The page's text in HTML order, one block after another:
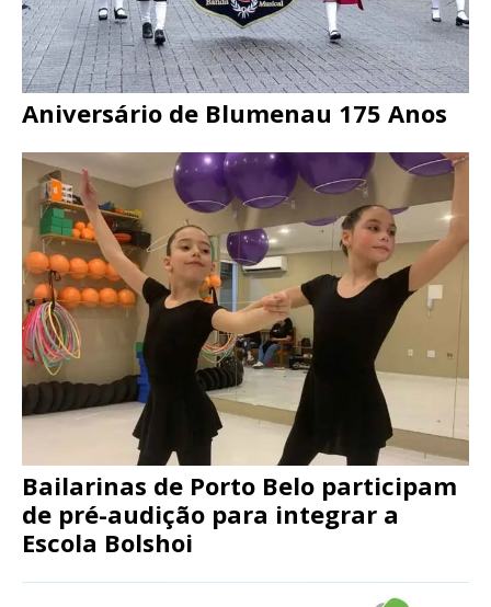
Aniversário de Blumenau 175 Anos
Bailarinas de Porto Belo participam
de pré-audição para integrar a
Escola Bolshoi